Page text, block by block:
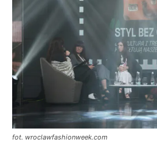
fot. wroclawfashionweek.com